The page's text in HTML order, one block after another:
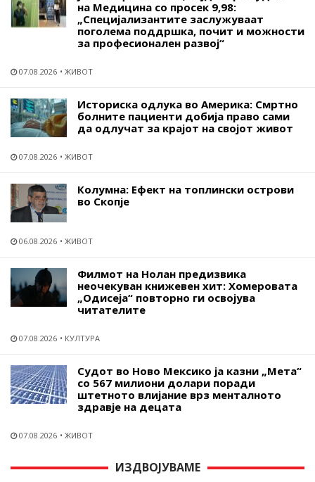
на Медицина со просек 9,98:
„Специјализантите заслужуваат
поголема поддршка, почит и можности
за професионален развој“
07.08.2026 ЖИВОТ
Историска одлука во Америка: Смртно
болните пациенти добија право сами
да одлучат за крајот на својот живот
07.08.2026 ЖИВОТ
Колумна: Ефект на топлински острови
во Скопје
06.08.2026 ЖИВОТ
Филмот на Нолан предизвика
неочекуван книжевен хит: Хомеровата
„Одисеја“ повторно ги освојува
читателите
07.08.2026 КУЛТУРА
Судот во Ново Мексико ја казни „Мета“
со 567 милиони долари поради
штетното влијание врз менталното
здравје на децата
07.08.2026 ЖИВОТ
ИЗДВОЈУВАМЕ